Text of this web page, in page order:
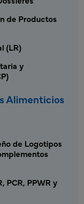
de Productos
(LR)
y
Alimenticios
de Productos
de Logotipos
PCR, PPWR y